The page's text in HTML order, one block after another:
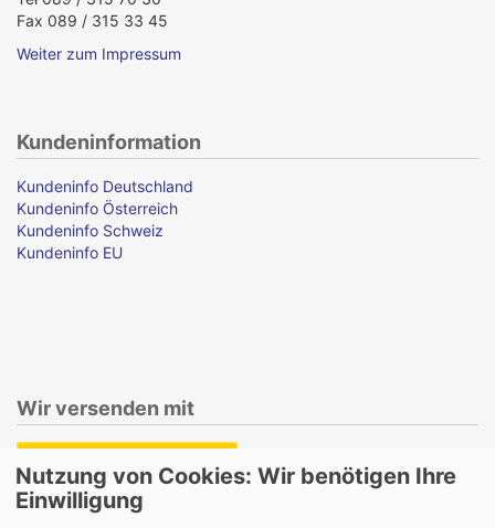
Fax 089 / 315 33 45
Weiter zum Impressum
Kundeninformation
Kundeninfo Deutschland
Kundeninfo Österreich
Kundeninfo Schweiz
Kundeninfo EU
Wir versenden mit
Lieferung auch an Packstationen und Postfilialen
Nutzung von Cookies: Wir benötigen Ihre
Einwilligung